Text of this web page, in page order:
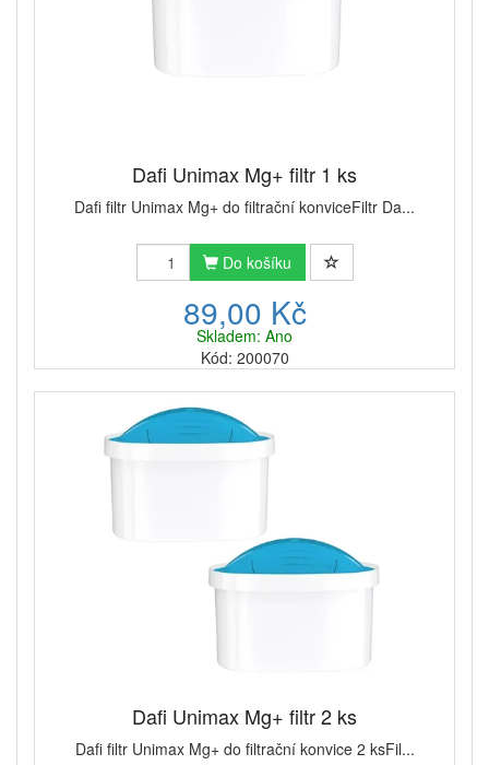
Dafi Unimax Mg+ filtr 1 ks
Dafi filtr Unimax Mg+ do filtrační konviceFiltr Da...
Do košíku
89,00 Kč
Skladem: Ano
Kód: 200070
Dafi Unimax Mg+ filtr 2 ks
Dafi filtr Unimax Mg+ do filtrační konvice 2 ksFil...